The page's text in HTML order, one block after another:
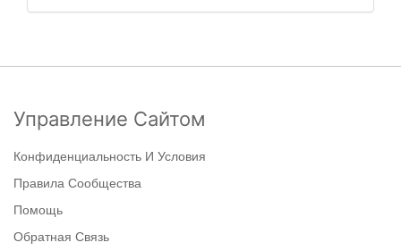
Управление Сайтом
Конфиденциальность И Условия
Правила Сообщества
Помощь
Обратная Связь